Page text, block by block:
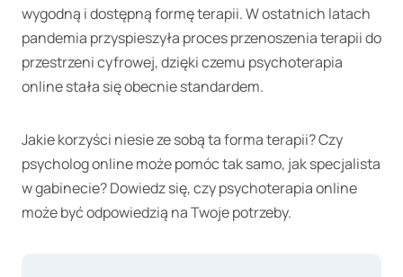
wygodną i dostępną formę terapii. W ostatnich latach
pandemia przyspieszyła proces przenoszenia terapii do
przestrzeni cyfrowej, dzięki czemu psychoterapia
online stała się obecnie standardem.
Jakie korzyści niesie ze sobą ta forma terapii? Czy
psycholog online może pomóc tak samo, jak specjalista
w gabinecie? Dowiedz się, czy psychoterapia online
może być odpowiedzią na Twoje potrzeby.